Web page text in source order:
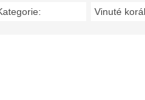
Vinuté